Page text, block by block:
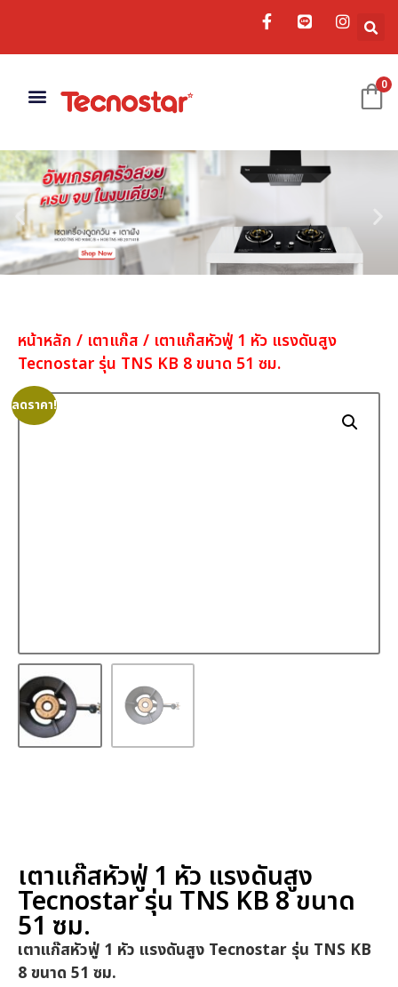
0
หน้าหลัก / เตาแก๊ส / เตาแก๊สหัวฟู่ 1 หัว แรงดันสูง
Tecnostar รุ่น TNS KB 8 ขนาด 51 ซม.
ลดราคา!
เตาแก๊สหัวฟู่ 1 หัว แรงดันสูง
Tecnostar รุ่น TNS KB 8 ขนาด
51 ซม.
เตาแก๊สหัวฟู่ 1 หัว แรงดันสูง Tecnostar รุ่น TNS KB
8 ขนาด 51 ซม.